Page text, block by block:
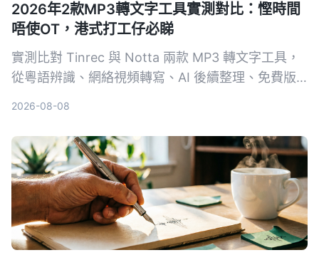
2026年2款MP3轉文字工具實測對比：慳時間
唔使OT，港式打工仔必睇
實測比對 Tinrec 與 Notta 兩款 MP3 轉文字工具，
從粵語辨識、網絡視頻轉寫、AI 後續整理、免費版
2026-08-08